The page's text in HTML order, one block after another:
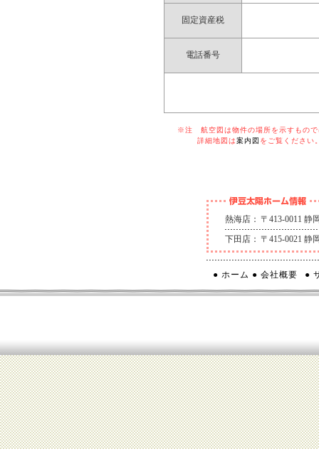
固定資産税
電話番号
※注 航空図は物件の場所を示すものでは
詳細地図は案内図 をご覧ください
熱海店： 〒413-0011 静
下田店： 〒415-0021 静
● ホーム ● 会社概要 ●